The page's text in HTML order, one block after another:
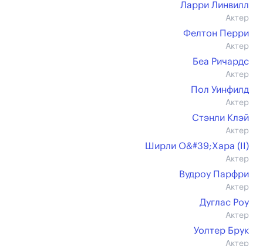
Ларри Линвилл
Актер
Фелтон Перри
Актер
Беа Ричардс
Актер
Пол Уинфилд
Актер
Стэнли Клэй
Актер
Ширли О&#39;Хара (II)
Актер
Вудроу Парфри
Актер
Дуглас Роу
Актер
Уолтер Брук
Актер